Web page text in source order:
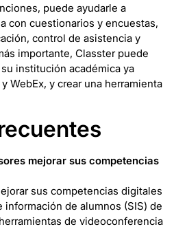
puede ayudarle a
con cuestionarios y encuestas,
control de asistencia y
importante, Classter puede
institución académica ya
WebEx, y crear una herramienta
mejorar sus competencias
sus competencias digitales
de alumnos (SIS) de
de videoconferencia